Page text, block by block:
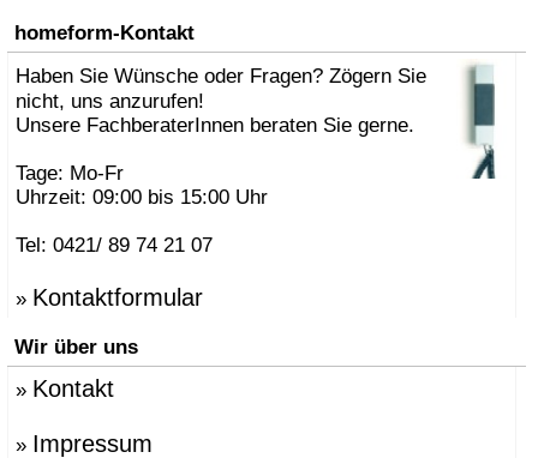
homeform-Kontakt
Haben Sie Wünsche oder Fragen? Zögern Sie
nicht, uns anzurufen!
Unsere FachberaterInnen beraten Sie gerne.
Tage: Mo-Fr
Uhrzeit: 09:00 bis 15:00 Uhr
Tel: 0421/ 89 74 21 07
» Kontaktformular
Wir über uns
» Kontakt
» Impressum